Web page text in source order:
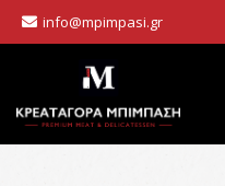
info@mpimpasi.gr